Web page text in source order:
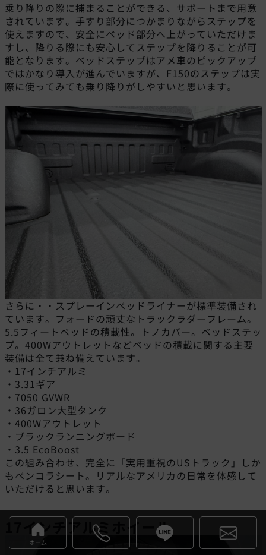
ホーム
乗り降りの際に捕まることができる、サポートまで用意
されています。手すり部分につかまりながらステップを
使えますので、安全にベッド部分へ上がっていただけま
すし、降りる際にも安心してステップを降りることが可
能となります。ベッドステップはアメ車のピックアップ
ではかなり導入が進んでいますが、F150のステップは実
際に使ってみても乗り降りがしやすいと思います。
さらに・・スプレーインベッドライナーが標準装備され
ています。フォードの頑丈なトラックラダーフレーム。
5.5フィートベッドの積載性。トノカバー。ベッドステッ
プ。400Wアウトレットなどベッドの積載に関する主要
装備は全て兼ね備えています。
・17インチアルミ
・3.31ギア
・7050 GVWR
・36ガロン大型タンク
・400Wアウトレット
・ブラックランニングボード
・3.5 EcoBoost
この組み合わせ、完全に「実用重視のUSトラック」しか
もベンコラシート。リアルなアメリカの日常を体感して
いただけると思います。
17インチアルミホイール